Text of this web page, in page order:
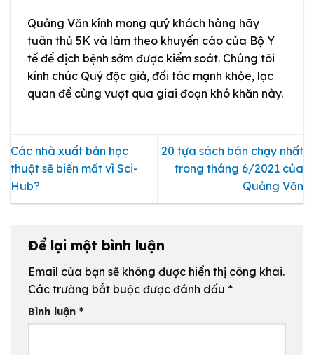
Quảng Văn kính mong quý khách hàng hãy
tuân thủ 5K và làm theo khuyến cáo của Bộ Y
tế để dịch bệnh sớm được kiểm soát. Chúng tôi
kính chúc Quý độc giả, đối tác mạnh khỏe, lạc
quan để cùng vượt qua giai đoạn khó khăn này.
Các nhà xuất bản học
thuật sẽ biến mất vì Sci-
Hub?
20 tựa sách bán chạy nhất
trong tháng 6/2021 của
Quảng Văn
Để lại một bình luận
Email của bạn sẽ không được hiển thị công khai.
Các trường bắt buộc được đánh dấu *
Bình luận *